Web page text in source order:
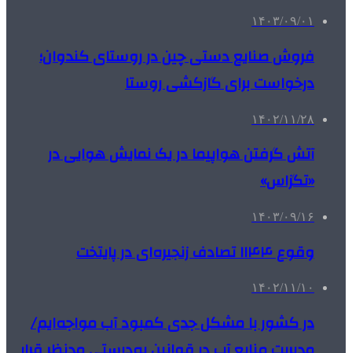
۱۴۰۳/۰۹/۰۱
فروش صنایع دستی چین در روستای کندوان؛
درخواست برای گازکشی روستا
۱۴۰۲/۱۱/۲۸
آتش گرفتن هواپیما در یک نمایش هوایی در
«تگزاس»
۱۴۰۳/۰۹/۱۶
وقوع ۱۱۴۴ تصادف زنجیره‌ای در پایتخت
۱۴۰۲/۱۱/۱۰
در کشور با مشکل جدی کمبود آب مواجه‌ایم/